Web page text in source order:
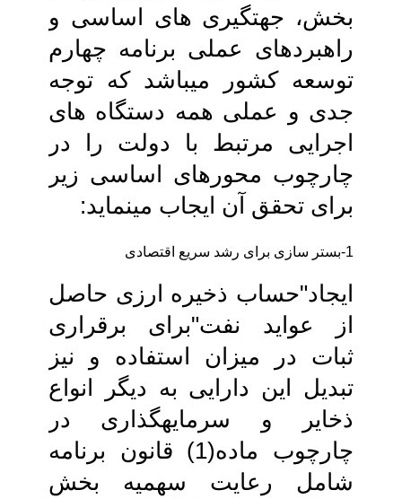
بخش، جهتگیری ‏های‏ اساسی و
راهبردهای عملی برنامه چهارم‏
توسعه کشور می‏باشد که توجه
جدی و عملی‏ همه دستگاه های
اجرایی مرتبط با دولت را در
چارچوب محورهای اساسی زیر
برای تحقق‏ آن ایجاب می‏نماید:
1-بستر سازی برای رشد سریع‏ اقتصادی
ایجاد"حساب ذخیره ارزی حاصل
از عواید نفت‏"برای برقراری
ثبات در میزان استفاده و نیز
تبدیل این دارایی به دیگر انواع
ذخایر و سرمایه‏گذاری در
چارچوب ماده(1) قانون‏ برنامه
شامل رعایت سهمیه بخش